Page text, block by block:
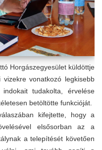
Horgászegyesület küldöttje
vonatkozó legkisebb
tudakolta, érvelése
betöltötte funkcióját.
kifejtette, hogy a
elsősorban az a
a telepítését követően